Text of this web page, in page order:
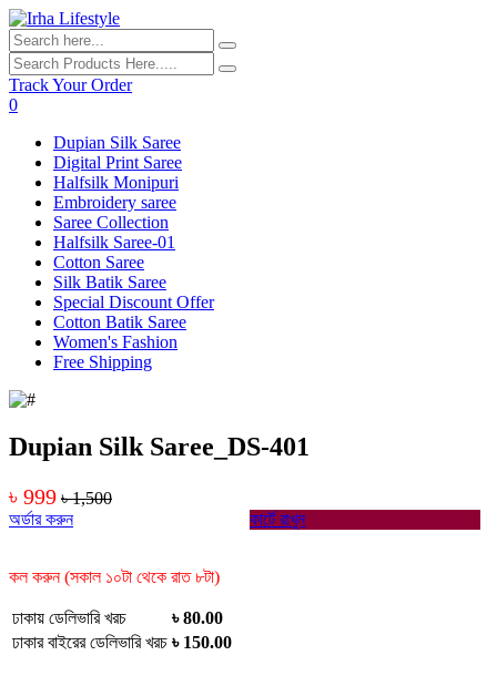
Track Your Order
0
Dupian Silk Saree
Digital Print Saree
Halfsilk Monipuri
Embroidery saree
Saree Collection
Halfsilk Saree-01
Cotton Saree
Silk Batik Saree
Special Discount Offer
Cotton Batik Saree
Women's Fashion
Free Shipping
Dupian Silk Saree_DS-401
৳ 999 ৳ 1,500
অর্ডার করুন
কার্টে রাখুন
কল করুন (সকাল ১০টা থেকে রাত ৮টা)
ঢাকায় ডেলিভারি খরচ
৳ 80.00
ঢাকার বাইরের ডেলিভারি খরচ ৳ 150.00